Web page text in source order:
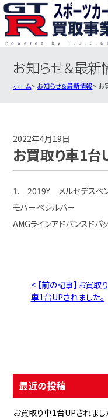
3ステップのカンタン査定
スポーツカー買取実績
お知らせ＆最新
ホーム お知らせ＆最新情報 お
2022年4月19日
お買取り車1台
1. 2019Y メルセデス
モハーベシルバー
AMGラインアドバンスドパ
< 【前の記事】お買取り
車1台UPされました。
最近の投稿
お買取り車1台UPされまし